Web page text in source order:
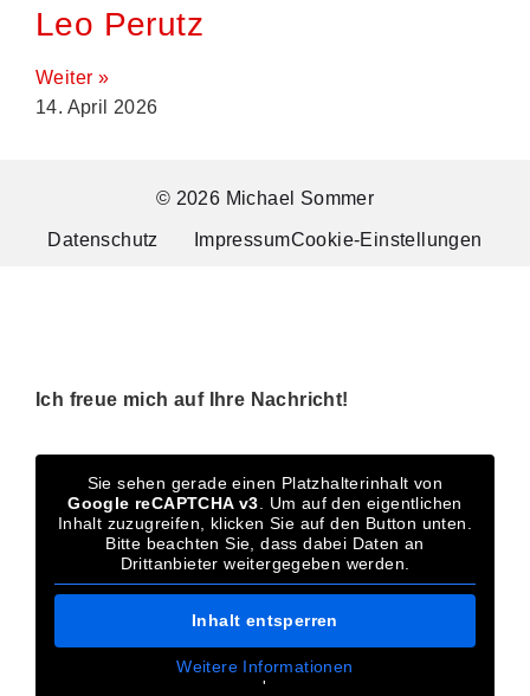
Leo Perutz
Weiter »
14. April 2026
© 2026 Michael Sommer
Datenschutz ImpressumCookie-Einstellungen
Ich freue mich auf Ihre Nachricht!
Sie sehen gerade einen Platzhalterinhalt von
Google reCAPTCHA v3 . Um auf den eigentlichen
Inhalt zuzugreifen, klicken Sie auf den Button unten.
Bitte beachten Sie, dass dabei Daten an
Drittanbieter weitergegeben werden.
Inhalt entsperren
Weitere Informationen
'